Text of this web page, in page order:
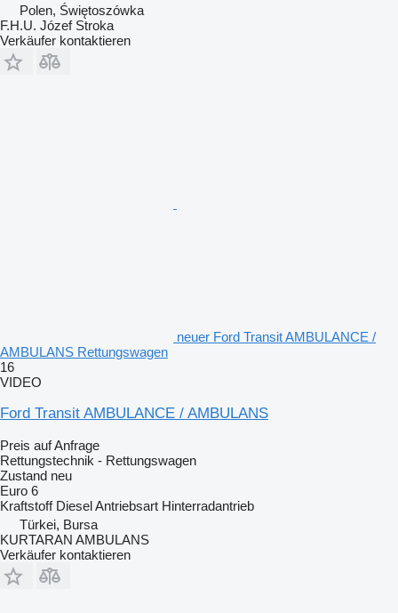
Polen, Świętoszówka
F.H.U. Józef Stroka
Verkäufer kontaktieren
neuer Ford Transit AMBULANCE /
AMBULANS Rettungswagen
16
VIDEO
Ford Transit AMBULANCE / AMBULANS
Preis auf Anfrage
Rettungstechnik - Rettungswagen
Zustand neu
Euro 6
Kraftstoff DieselAntriebsart Hinterradantrieb
Türkei, Bursa
KURTARAN AMBULANS
Verkäufer kontaktieren